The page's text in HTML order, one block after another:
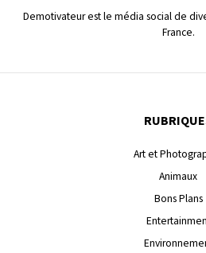
Demotivateur est le média social de
France.
Art et
Animaux
Bons Plans